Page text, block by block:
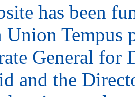
has been
Union Tempus
General for
and the